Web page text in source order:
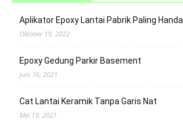
Aplikator Epoxy Lantai Pabrik Paling Handal
Oktober 19, 2022
Epoxy Gedung Parkir Basement
Juni 16, 2021
Cat Lantai Keramik Tanpa Garis Nat
Mei 19, 2021